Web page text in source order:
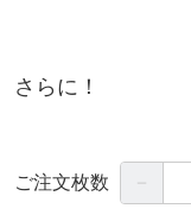
さらに！
《家とあなたの
・あなたの波動
ご注文枚数 －